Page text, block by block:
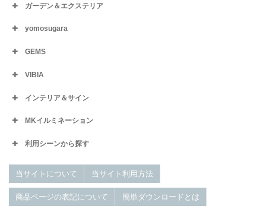
ガーデン＆エクステリア
yomosugara
GEMS
VIBIA
インテリア＆サイン
MKイルミネーション
利用シーンから探す
当サイトについて 当サイト利用方法
商品ページの表記について 簡単ダウンロードとは